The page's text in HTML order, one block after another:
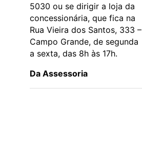
5030 ou se dirigir a loja da
concessionária, que fica na
Rua Vieira dos Santos, 333 –
Campo Grande, de segunda
a sexta, das 8h às 17h.
Da Assessoria